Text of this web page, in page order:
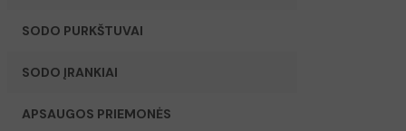
SODO PURKŠTUVAI
SODO ĮRANKIAI
APSAUGOS PRIEMONĖS